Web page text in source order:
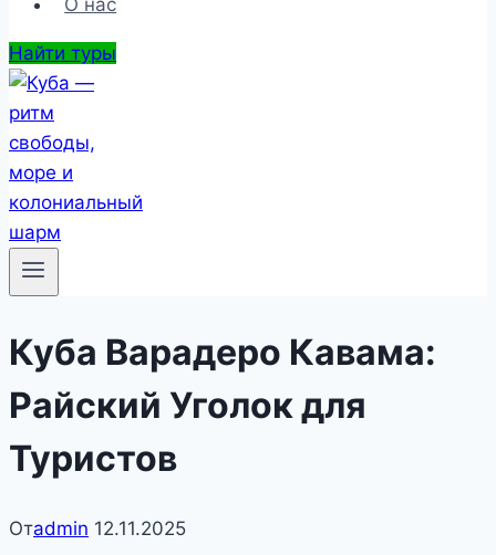
О нас
Найти туры
Куба Варадеро Кавама:
Райский Уголок для
Туристов
Отadmin 12.11.2025